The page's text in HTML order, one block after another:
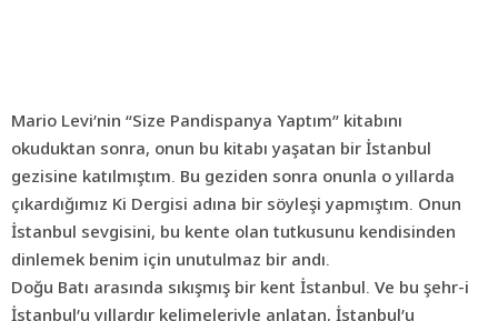
Mario Levi’nin “Size Pandispanya Yaptım” kitabını
okuduktan sonra, onun bu kitabı yaşatan bir İstanbul
gezisine katılmıştım. Bu geziden sonra onunla o yıllarda
çıkardığımız Ki Dergisi adına bir söyleşi yapmıştım. Onun
İstanbul sevgisini, bu kente olan tutkusunu kendisinden
dinlemek benim için unutulmaz bir andı.
Doğu Batı arasında sıkışmış bir kent İstanbul. Ve bu şehr-i
İstanbul’u yıllardır kelimeleriyle anlatan, İstanbul’u